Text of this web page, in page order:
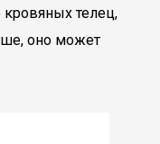
кровяных телец,
оно может